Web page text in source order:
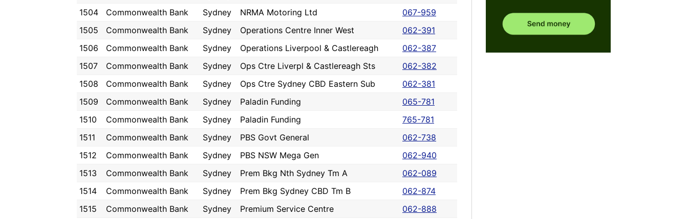
1504
Commonwealth Bank Sydney NRMA Motoring Ltd
067-959
1505
Commonwealth Bank Sydney Operations Centre Inner West
062-391
1506
Commonwealth Bank Sydney Operations Liverpool & Castlereagh
062-387
1507
Commonwealth Bank Sydney Ops Ctre Liverpl & Castlereagh Sts
062-382
1508
Commonwealth Bank Sydney Ops Ctre Sydney CBD Eastern Sub
062-381
1509
Commonwealth Bank Sydney Paladin Funding
065-781
1510
Commonwealth Bank Sydney Paladin Funding
765-781
1511
Commonwealth Bank Sydney PBS Govt General
062-738
1512
Commonwealth Bank Sydney PBS NSW Mega Gen
062-940
1513
Commonwealth Bank Sydney Prem Bkg Nth Sydney Tm A
062-089
1514
Commonwealth Bank Sydney Prem Bkg Sydney CBD Tm B
062-874
1515
Commonwealth Bank Sydney Premium Service Centre
062-888